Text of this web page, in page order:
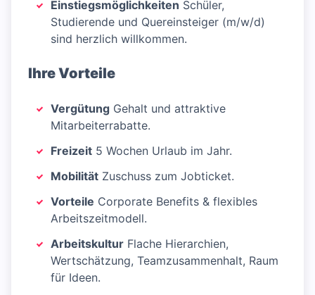
Einstiegsmöglichkeiten Schüler,
Studierende und Quereinsteiger (m/w/d)
sind herzlich willkommen.
Ihre Vorteile
Vergütung Gehalt und attraktive
Mitarbeiterrabatte.
Freizeit 5 Wochen Urlaub im Jahr.
Mobilität Zuschuss zum Jobticket.
Vorteile Corporate Benefits & flexibles
Arbeitszeitmodell.
Arbeitskultur Flache Hierarchien,
Wertschätzung, Teamzusammenhalt, Raum
für Ideen.